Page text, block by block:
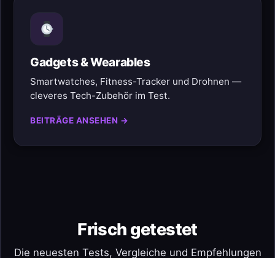
Gadgets & Wearables
Smartwatches, Fitness-Tracker und Drohnen —
cleveres Tech-Zubehör im Test.
BEITRÄGE ANSEHEN →
Frisch getestet
Die neuesten Tests, Vergleiche und Empfehlungen